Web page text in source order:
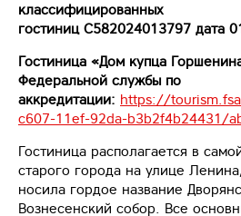
классифицированных
гостиниц С582024013797 дата
Гостиница «Дом купца
Федеральной службы по
аккредитации: https://
c607-11ef-92da-b3b2f4b24431/
Гостиница располагается в
старого города на улице
носила гордое название
Вознесенский собор. Все